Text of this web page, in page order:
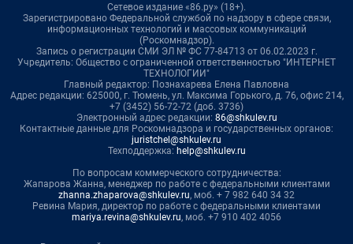
Сетевое издание «86.ру» (18+).
Зарегистрировано Федеральной службой по надзору в сфере связи,
информационных технологий и массовых коммуникаций
(Роскомнадзор).
Запись о регистрации СМИ ЭЛ № ФС 77-84713 от 06.02.2023 г.
Учредитель: Общество с ограниченной ответственностью "ИНТЕРНЕТ
ТЕХНОЛОГИИ"
Главный редактор: Познахарева Елена Павловна
Адрес редакции: 625000, г. Тюмень, ул. Максима Горького, д. 76, офис 214,
+7 (3452) 56-72-72 (доб. 3736)
Электронный адрес редакции: 86@shkulev.ru
Контактные данные для Роскомнадзора и государственных органов:
juristchel@shkulev.ru
Техподдержка: help@shkulev.ru
По вопросам коммерческого сотрудничества:
Жапарова Жанна, менеджер по работе с федеральными клиентами
zhanna.zhaparova@shkulev.ru, моб. + 7 982 640 34 32
Ревина Мария, директор по работе с федеральными клиентами
mariya.revina@shkulev.ru, моб. +7 910 402 4056